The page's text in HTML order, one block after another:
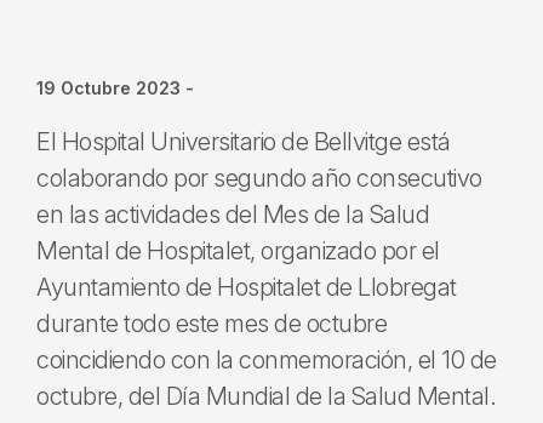
19 Octubre 2023 -
El Hospital Universitario de Bellvitge está
colaborando por segundo año consecutivo
en las actividades del Mes de la Salud
Mental de Hospitalet, organizado por el
Ayuntamiento de Hospitalet de Llobregat
durante todo este mes de octubre
coincidiendo con la conmemoración, el 10 de
octubre, del Día Mundial de la Salud Mental.